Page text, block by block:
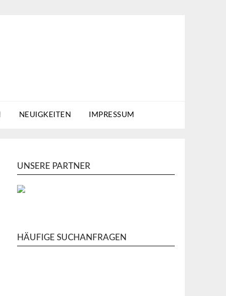
NEUIGKEITEN IMPRESSUM
UNSERE PARTNER
HÄUFIGE SUCHANFRAGEN